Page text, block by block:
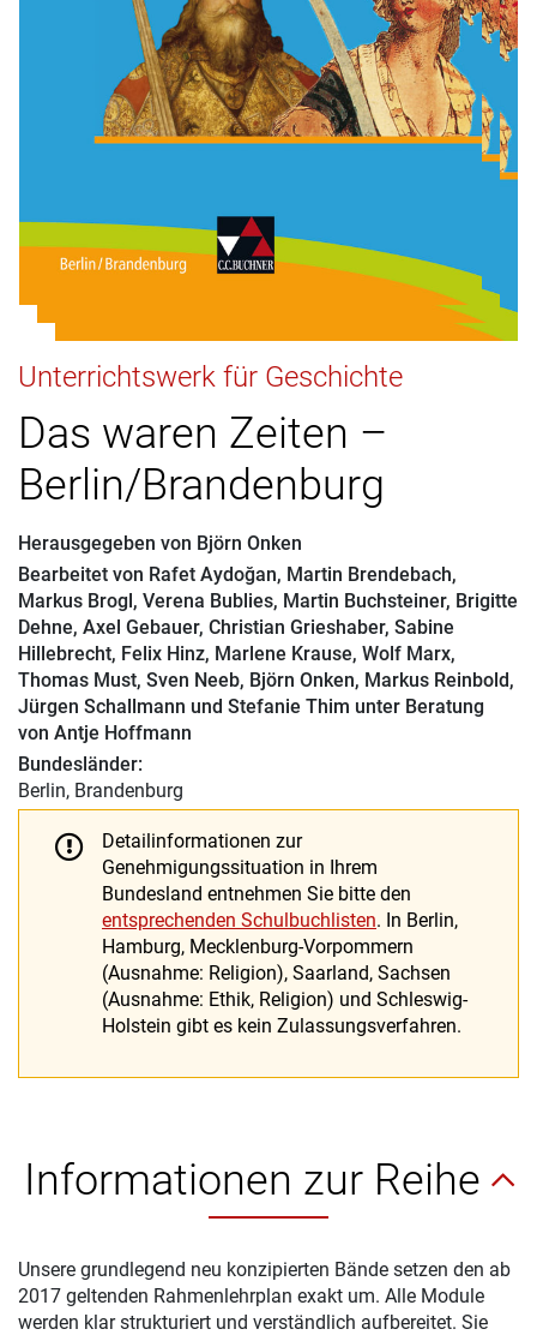
Unterrichtswerk für Geschichte
Das waren Zeiten –
Berlin/Brandenburg
Herausgegeben von Björn Onken
Bearbeitet von Rafet Aydoğan, Martin Brendebach,
Markus Brogl, Verena Bublies, Martin Buchsteiner, Brigitte
Dehne, Axel Gebauer, Christian Grieshaber, Sabine
Hillebrecht, Felix Hinz, Marlene Krause, Wolf Marx,
Thomas Must, Sven Neeb, Björn Onken, Markus Reinbold,
Jürgen Schallmann und Stefanie Thim unter Beratung
von Antje Hoffmann
Bundesländer:
Berlin, Brandenburg
Detailinformationen zur
Genehmigungssituation in Ihrem
Bundesland entnehmen Sie bitte den
entsprechenden Schulbuchlisten. In Berlin,
Hamburg, Mecklenburg-Vorpommern
(Ausnahme: Religion), Saarland, Sachsen
(Ausnahme: Ethik, Religion) und Schleswig-
Holstein gibt es kein Zulassungsverfahren.
Informationen zur Reihe
Unsere grundlegend neu konzipierten Bände setzen den ab
2017 geltenden Rahmenlehrplan exakt um. Alle Module
werden klar strukturiert und verständlich aufbereitet. Sie